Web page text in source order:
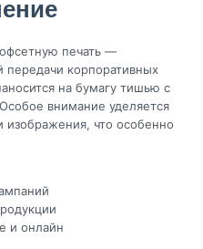
печать —
передачи корпоративных
на бумагу тишью с
внимание уделяется
изображения, что особенно
и онлайн